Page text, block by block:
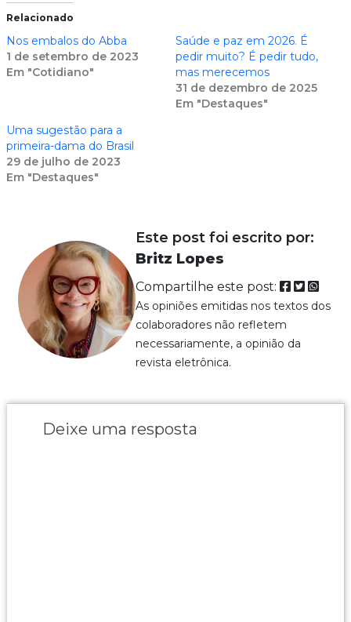
Relacionado
Nos embalos do Abba
1 de setembro de 2023
Em "Cotidiano"
Saúde e paz em 2026. É
pedir muito? É pedir tudo,
mas merecemos
31 de dezembro de 2025
Em "Destaques"
Uma sugestão para a
primeira-dama do Brasil
29 de julho de 2023
Em "Destaques"
Este post foi escrito por:
Britz Lopes
Compartilhe este post:
As opiniões emitidas nos textos dos
colaboradores não refletem
necessariamente, a opinião da
revista eletrônica.
Deixe uma resposta